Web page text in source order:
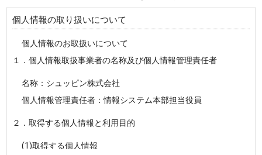
個人情報の取り扱いについて
個人情報のお取扱いについて
１．個人情報取扱事業者の名称及び個人情報管理責任者
名称：シュッピン株式会社
個人情報管理責任者：情報システム本部担当役員
２．取得する個人情報と利用目的
(1)取得する個人情報